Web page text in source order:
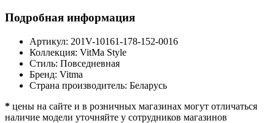
Подробная информация
Артикул: 201V-10161-178-152-0016
Коллекция: VitMa Style
Стиль: Повседневная
Бренд: Vitma
Страна производитель: Беларусь
* цены на сайте и в розничных магазинах могут отличаться
наличие модели уточняйте у сотрудников магазинов